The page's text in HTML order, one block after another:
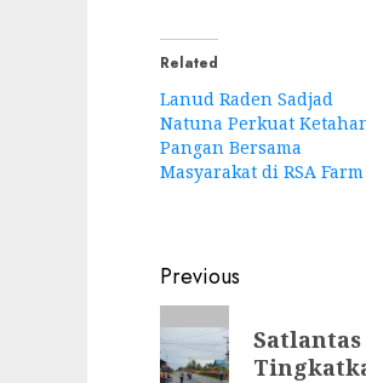
Related
Lanud Raden Sadjad
Natuna Perkuat
Pangan Bersama
Masyarakat di RSA Farm
Post
navigation
Previous
Previous
post: